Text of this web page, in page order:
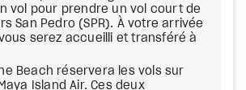
vol pour prendre un vol court de
San Pedro (SPR). À votre arrivée
serez accueilli et transféré à
Beach réservera les vols sur
Island Air. Ces deux